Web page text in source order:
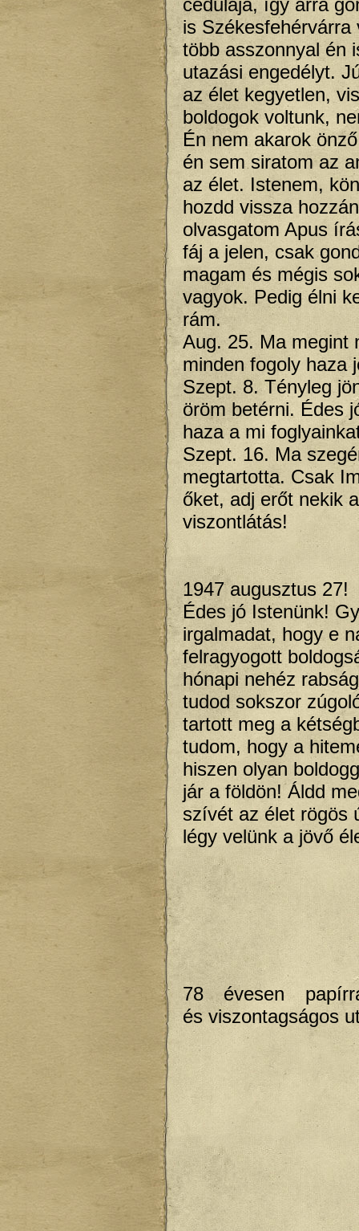
cédulája, így arra
is
több asszonnyal én
utazási engedélyt.
az élet kegyetlen,
boldogok voltunk,
Én nem akarok
én sem siratom az
az élet. Istenem,
hozdd vissza
olvasgatom Apus
fáj a jelen, csak
magam és mégis
vagyok. Pedig élni
rám.
Aug. 25. Ma megint
minden fogoly haza
Szept. 8. Tényleg
öröm betérni. Édes
haza a mi
Szept. 16. Ma
megtartotta. Csak
őket, adj erőt nekik
viszontlátás!
1947 augusztus 27!
Édes jó Istenünk!
irgalmadat, hogy e
felragyogott
hónapi nehéz
tudod sokszor
tartott meg a
tudom, hogy a
hiszen olyan
jár a földön! Áldd
szívét az élet rögös
légy velünk a jövő
78 évesen
és viszontagságos